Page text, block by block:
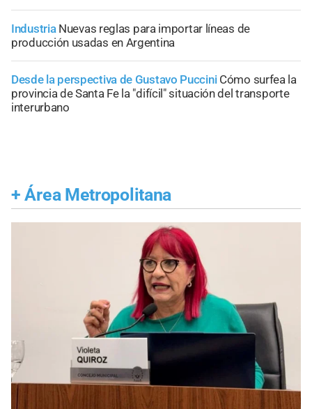
Industria Nuevas reglas para importar líneas de
producción usadas en Argentina
Desde la perspectiva de Gustavo Puccini Cómo surfea la
provincia de Santa Fe la "difícil" situación del transporte
interurbano
+ Área Metropolitana